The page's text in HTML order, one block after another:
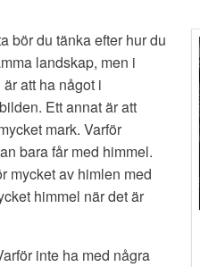
bör du tänka efter hur du
landskap, men i
att ha något i
Ett annat är att
mark. Varför
bara får med himmel.
mycket av himlen med
himmel när det är
inte ha med några